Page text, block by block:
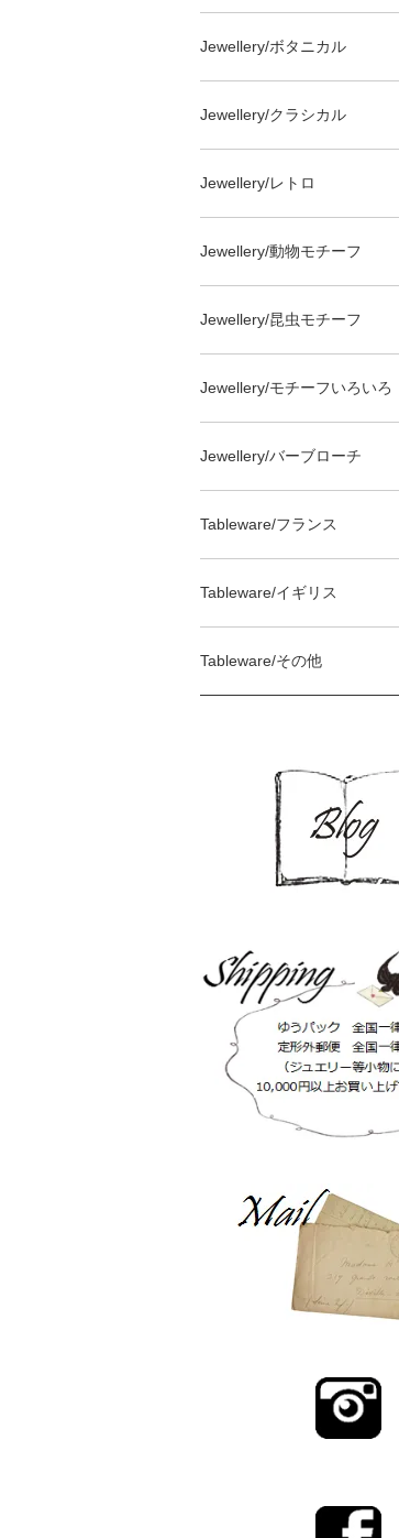
Jewellery/ボタニカル
Jewellery/クラシカル
Jewellery/レトロ
Jewellery/動物モチーフ
Jewellery/昆虫モチーフ
Jewellery/モチーフいろいろ
Jewellery/バーブローチ
Tableware/フランス
Tableware/イギリス
Tableware/その他